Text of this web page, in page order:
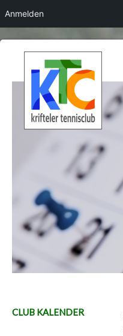
CLUB KALENDER
Anmelden